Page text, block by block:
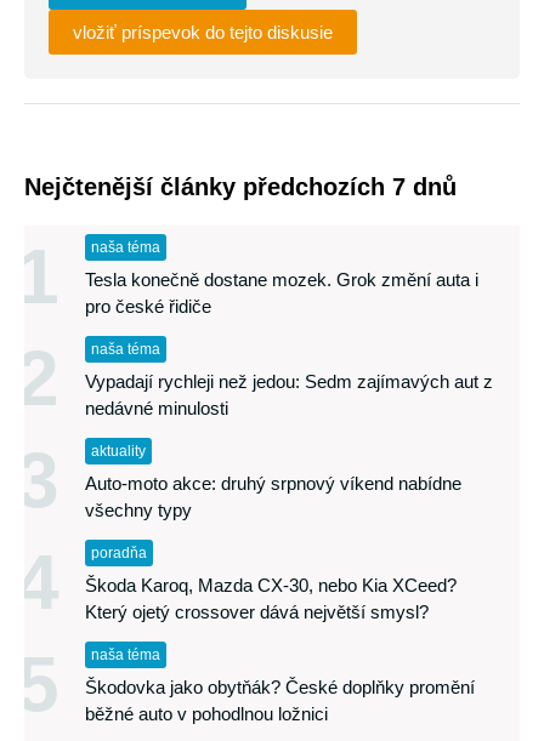
vložiť príspevok do tejto diskusie
Nejčtenější články předchozích 7 dnů
1 naša téma
Tesla konečně dostane mozek. Grok změní auta i
pro české řidiče
2 naša téma
Vypadají rychleji než jedou: Sedm zajímavých aut z
nedávné minulosti
3 aktuality
Auto-moto akce: druhý srpnový víkend nabídne
všechny typy
4 poradňa
Škoda Karoq, Mazda CX-30, nebo Kia XCeed?
Který ojetý crossover dává největší smysl?
5 naša téma
Škodovka jako obytňák? České doplňky promění
běžné auto v pohodlnou ložnici